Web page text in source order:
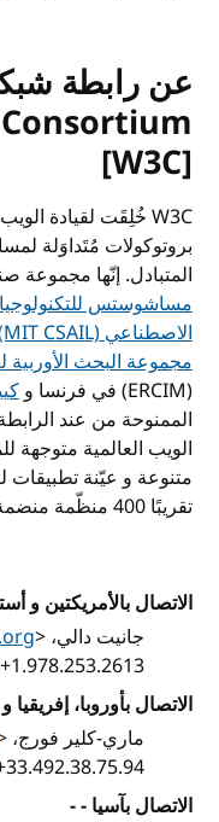
عن رابطة
[W3C]
W3C خُلِقَت لقيادة الويب
بروتوكولات مُتَداوَلة
المتبادل. إنّها مجموعة
مساشوستس للتكنولوجيا
الاصطناعيCSAIL)
مجموعة البحث الأوربية
(ERCIM) في فرنسا و
الممنوحة من عند
الويب العالمية متوجهة
متنوعة و عيّنة تطبيقات
تقريبًا 400 منظّمة منضمة إلي الكنيورسيوم
الاتصال بالأمريكتين و
جانيت دالي،>
+1.978.253.2613
الاتصال بأوروبا،
ماري-كلير فورج،
الاتصال بآسيا - -